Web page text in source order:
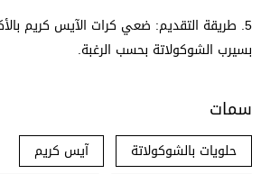
5. طريقة التقديم: ضعي كرات الآيس كريم
بسيرب الشوكولاتة بحسب الرغبة.
سمات
حلويات بالشوكولاتة
آيس كريم